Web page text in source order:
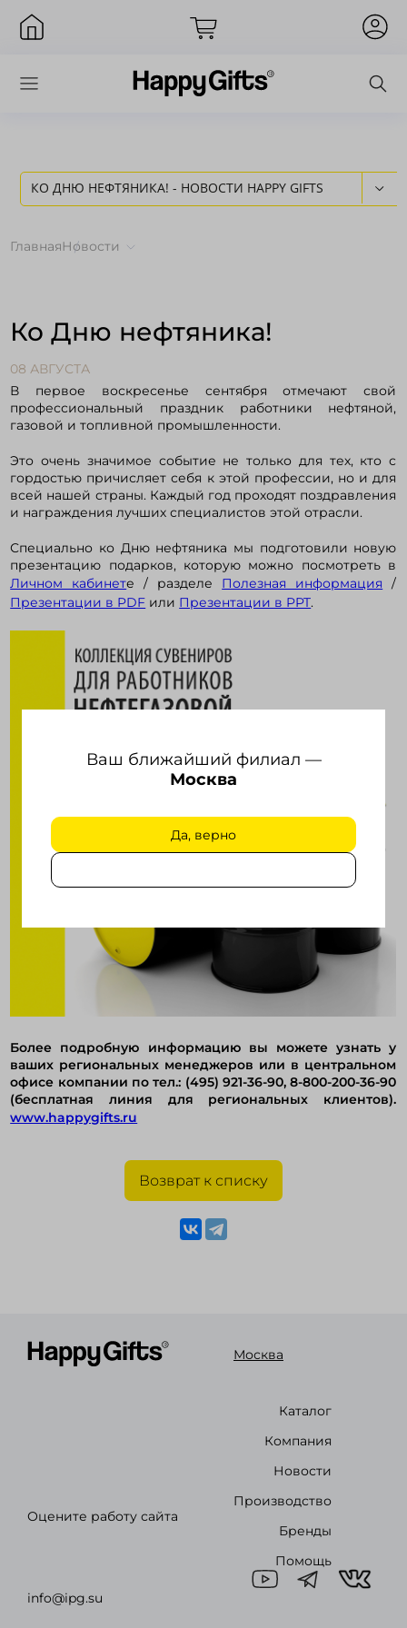
Ваш ближайший филиал —
Москва
Да, верно
КО ДНЮ НЕФТЯНИКА! - НОВОСТИ HAPPY GIFTS
ГлавнаяНовости
Ко Дню нефтяника!
08 АВГУСТА
В первое воскресенье сентября отмечают свой
профессиональный праздник работники нефтяной,
газовой и топливной промышленности.
Это очень значимое событие не только для тех, кто с
гордостью причисляет себя к этой профессии, но и для
всей нашей страны. Каждый год проходят поздравления
и награждения лучших специалистов этой отрасли.
Специально ко Дню нефтяника мы подготовили новую
презентацию подарков, которую можно посмотреть в
Личном кабинете / разделе Полезная информация /
Презентации в PDF или Презентации в PPT.
Более подробную информацию вы можете узнать у
ваших региональных менеджеров или в центральном
офисе компании по тел.: (495) 921-36-90, 8-800-200-36-90
(бесплатная линия для региональных клиентов).
www.happygifts.ru
Возврат к списку
info@ipg.su
Оцените работу сайта
Москва
Каталог
Компания
Новости
Производство
Бренды
Помощь
Вход
Запомнить меня Забыли пароль?
Войти в кабинет
Зарегистрироваться